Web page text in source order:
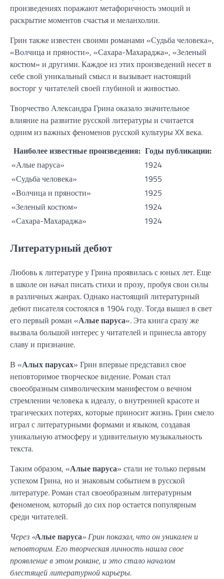
произведениях поражают метафоричность эмоций и
раскрытие моментов счастья и меланхолии.
Грин также известен своими романами «Судьба человека»,
«Волчица и пряности», «Сахара-Махараджа», «Зеленый
костюм» и другими. Каждое из этих произведений несет в
себе свой уникальный смысл и вызывает настоящий
восторг у читателей своей глубиной и живостью.
Творчество Александра Грина оказало значительное
влияние на развитие русской литературы и считается
одним из важных феноменов русской культуры XX века.
Наиболее известные произведения: Годы публикации:
«Алые паруса»
1924
«Судьба человека»
1955
«Волчица и пряности»
1925
«Зеленый костюм»
1924
«Сахара-Махараджа»
1924
Литературный дебют
Любовь к литературе у Грина проявилась с юных лет. Еще
в школе он начал писать стихи и прозу, пробуя свои силы
в различных жанрах. Однако настоящий литературный
дебют писателя состоялся в 1904 году. Тогда вышел в свет
его первый роман «Алые паруса«. Эта книга сразу же
вызвала большой интерес у читателей и принесла автору
славу и признание.
В «Алых парусах» Грин впервые представил свое
неповторимое творческое видение. Роман стал
своеобразным символическим манифестом о вечном
стремлении человека к идеалу, о внутренней красоте и
трагических потерях, которые приносит жизнь. Грин смело
играл с литературными формами и языком, создавая
уникальную атмосферу и удивительную музыкальность
текста.
Таким образом, «Алые паруса» стали не только первым
успехом Грина, но и знаковым событием в русской
литературе. Роман стал своеобразным литературным
феноменом, который до сих пор остается популярным
среди читателей.
Через «Алые паруса» Грин показал, что он уникален и
неповторим. Его творческая личность нашла свое
проявление в этом романе, и это стало началом
блестящей литературной карьеры.